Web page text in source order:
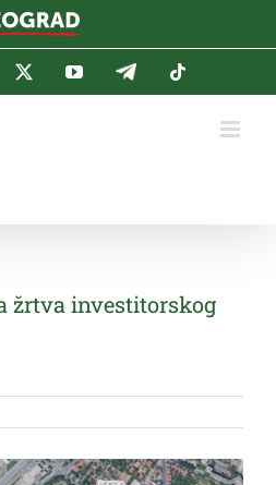
TwitterYouTubeTelegram
žrtva investitorskog